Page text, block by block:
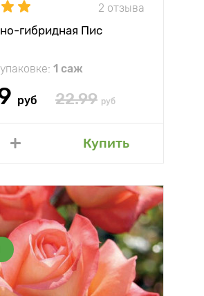
2 отзыва
гибридная Пис
1 саж
руб 22.99 руб
Купить